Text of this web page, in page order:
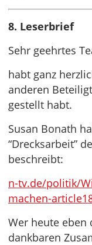
8. Leserbrief
Sehr geehrtes
habt ganz
anderen
gestellt habt.
Susan Bonath
“Drecksarbeit”
beschreibt:
n-tv.de/politik/
machen-
Wer heute eben
dankbaren